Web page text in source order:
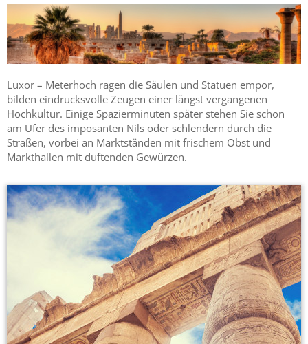
Luxor – Meterhoch ragen die Säulen und Statuen empor,
bilden eindrucksvolle Zeugen einer längst vergangenen
Hochkultur. Einige Spazierminuten später stehen Sie schon
am Ufer des imposanten Nils oder schlendern durch die
Straßen, vorbei an Marktständen mit frischem Obst und
Markthallen mit duftenden Gewürzen.